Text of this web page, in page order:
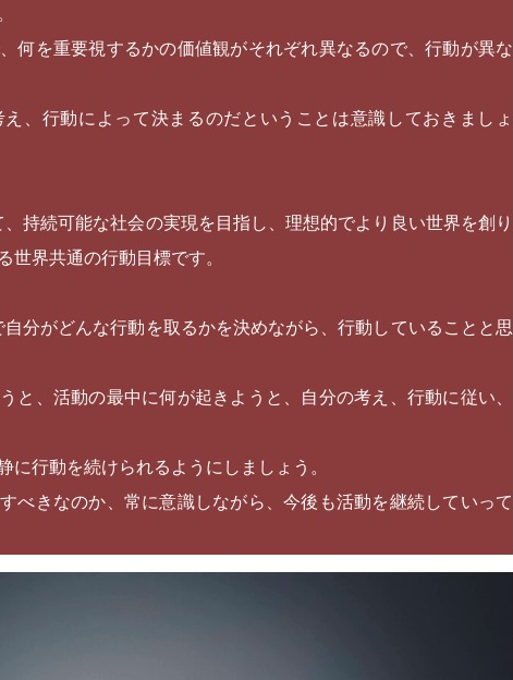
何を重要視するかの価値観がそれぞれ異なるので、行動が異な
、行動によって決まるのだということは意識しておきましょ
持続可能な社会の実現を目指し、理想的でより良い世界を創り
世界共通の行動目標です。
分がどんな行動を取るかを決めながら、行動していることと思
と、活動の最中に何が起きようと、自分の考え、行動に従い、
に行動を続けられるようにしましょう。
べきなのか、常に意識しながら、今後も活動を継続していって